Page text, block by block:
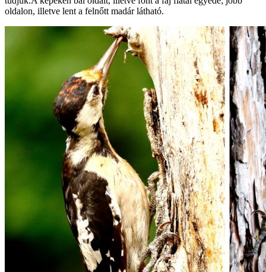
oldalon, illetve lent a felnőtt madár látható.